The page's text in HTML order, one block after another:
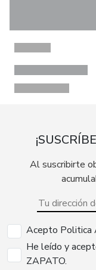
Al suscribirte
Acepto Politica
He leído y
ZAPATO.